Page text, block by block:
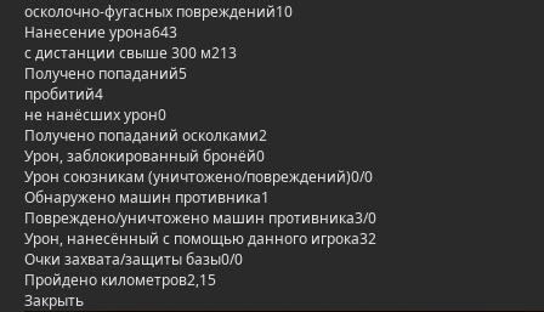
осколочно-фугасных повреждений10
Нанесение урона643
с дистанции свыше 300 м213
Получено попаданий5
пробитий4
не нанёсших урон0
Получено попаданий осколками2
Урон, заблокированный бронёй0
Урон союзникам (уничтожено/повреждений)0/0
Обнаружено машин противника1
Повреждено/уничтожено машин противника3/0
Урон, нанесённый с помощью данного игрока32
Очки захвата/защиты базы0/0
Пройдено километров2,15
Закрыть